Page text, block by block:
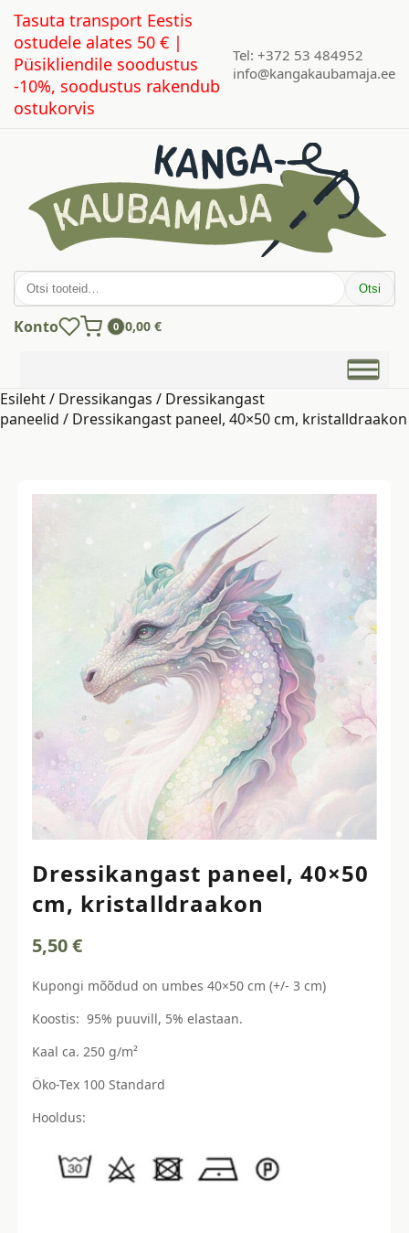
Tasuta transport Eestis
ostudele alates 50 € |
Püsikliendile soodustus
-10%, soodustus rakendub
ostukorvis
Tel: +372 53 484952
info@kangakaubamaja.ee
Otsi: Otsi
Konto 0 0,00 €
Esileht/ Dressikangas / Dressikangast
paneelid / Dressikangast paneel, 40×50 cm, kristalldraakon
Dressikangast paneel, 40×50
cm, kristalldraakon
5,50€
Kupongi mõõdud on umbes 40×50 cm (+/- 3 cm)
Koostis: 95% puuvill, 5% elastaan.
Kaal ca. 250 g/m²
Öko-Tex 100 Standard
Hooldus: